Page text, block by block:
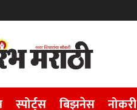
स्पोर्ट्स बिझनेस नोकरी